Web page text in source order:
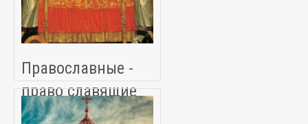
Православные -
право славящие
Бога